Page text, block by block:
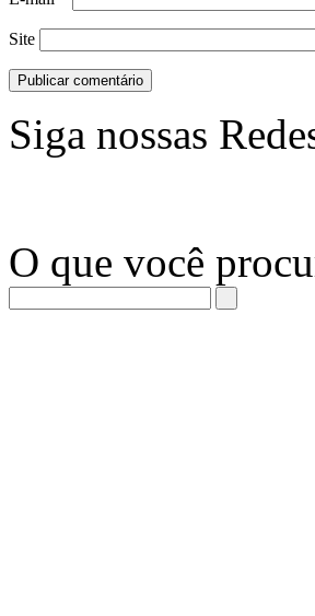
Site
Siga nossas
O que você